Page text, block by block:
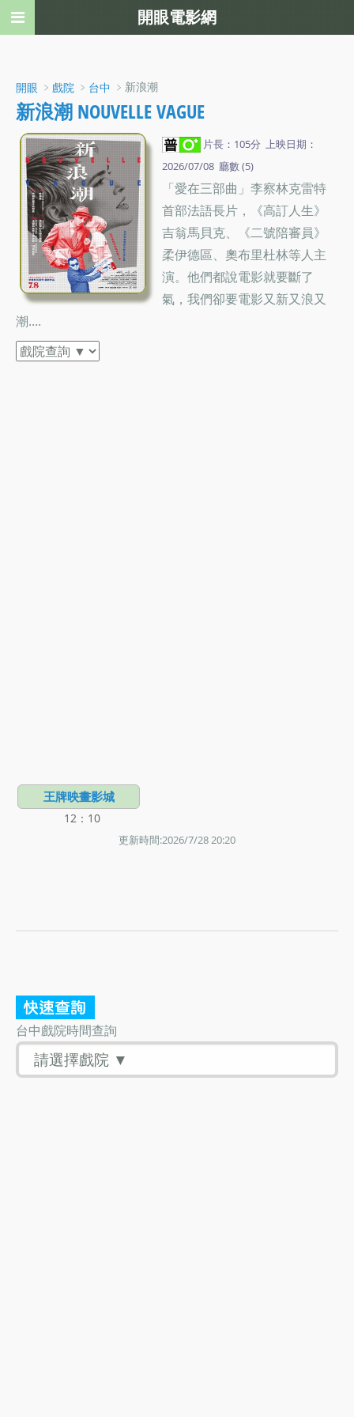
開眼 ﹥ 戲院 ﹥ 台中 ﹥新浪潮
新浪潮 NOUVELLE VAGUE
片長：105分 上映日期：
2026/07/08 廳數 (5)
「愛在三部曲」李察林克雷特
首部法語長片，《高訂人生》
吉翁馬貝克、《二號陪審員》
柔伊德區、奧布里杜林等人主
演。他們都說電影就要斷了
氣，我們卻要電影又新又浪又
潮....
王牌映畫影城
12：10
更新時間:2026/7/28 20:20
台中戲院時間查詢
開眼電影網